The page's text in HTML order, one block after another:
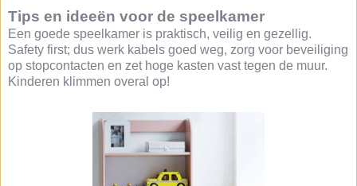
Tips en ideeën voor de speelkamer
Een goede speelkamer is praktisch, veilig en gezellig.
Safety first; dus werk kabels goed weg, zorg voor beveiliging
op stopcontacten en zet hoge kasten vast tegen de muur.
Kinderen klimmen overal op!